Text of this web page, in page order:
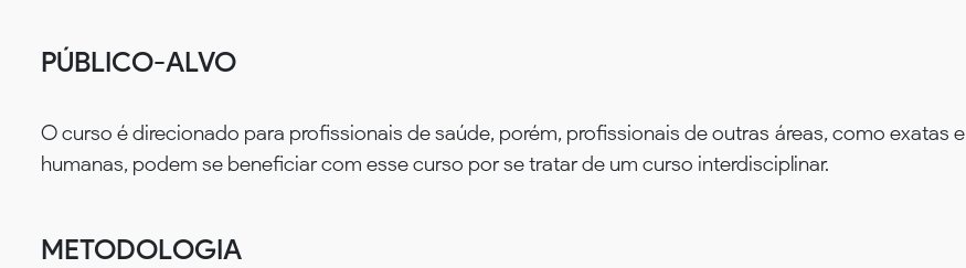
PÚBLICO-ALVO
O curso é direcionado para profissionais de saúde, porém, profissionais de outras áreas, como exatas e
humanas, podem se beneficiar com esse curso por se tratar de um curso interdisciplinar.
METODOLOGIA